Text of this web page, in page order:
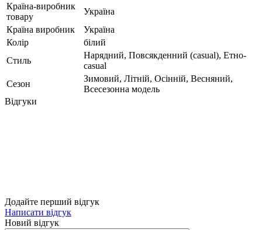
Країна-виробник
товару
Україна
Країна виробник
Україна
Колір
білий
Стиль
Нарядний, Повсякденний (casual), Етно-
casual
Сезон
Зимовий, Літній, Осінній, Весняний,
Всесезонна модель
Відгуки
Додайте перший відгук
Написати відгук
Новий відгук